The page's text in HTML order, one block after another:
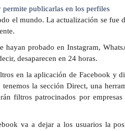
publicarlas en los perfiles
el mundo. La actualización se fue
hayan probado en Instagram,
desaparecen en 24 horas.
en la aplicación de Facebook y
la sección Direct, una
filtros patrocinados por
va a dejar a los usuarios la